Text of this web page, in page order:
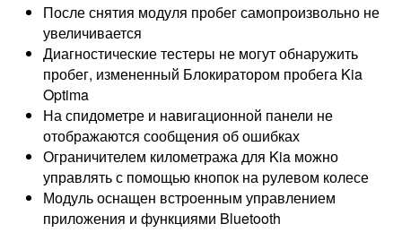
После снятия модуля пробег самопроизвольно не
увеличивается
Диагностические тестеры не могут обнаружить
пробег, измененный Блокиратором пробега Kia
Optima
На спидометре и навигационной панели не
отображаются сообщения об ошибках
Ограничителем километража для Kia можно
управлять с помощью кнопок на рулевом колесе
Модуль оснащен встроенным управлением
приложения и функциями Bluetooth